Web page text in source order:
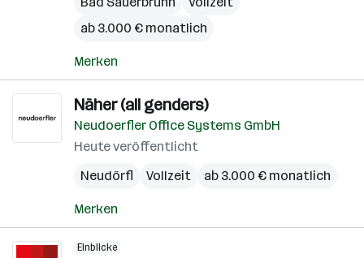
ab 3.000 € monatlich
Merken
Näher (all genders)
Neudoerfler Office Systems GmbH
Heute veröffentlicht
Neudörfl
Vollzeit ab 3.000 € monatlich
Merken
Einblicke